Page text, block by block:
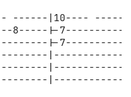
------|10----
8-----|-
|-